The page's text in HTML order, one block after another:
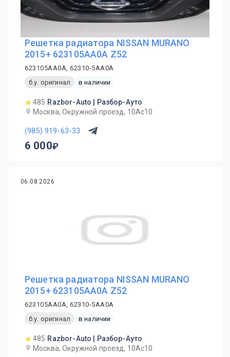
Решетка радиатора NISSAN MURANO
2015+ 623105AA0A Z52
623105AA0A, 62310-5AA0A
б.у. оригинал
в наличии
485 Razbor-Auto | Разбор-Ауто
Москва, Окружной проезд, 10Ас10
(985) 919-63-33
6 000
06.08.2026
Решетка радиатора NISSAN MURANO
2015+ 623105AA0A Z52
623105AA0A, 62310-5AA0A
б.у. оригинал
в наличии
485 Razbor-Auto | Разбор-Ауто
Москва, Окружной проезд, 10Ас10